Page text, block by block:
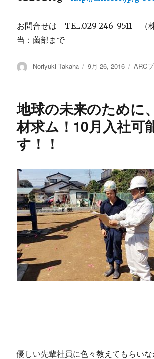
お問合せは TEL.029-246-9511 （
当：薗部まで
投
Noriyuki Takaha
投
9月 26, 2016
カ
ー
ARC
地球の未来のために
材求ム！10月入社可
す！！
優しい先輩社員に色々教えてもらい